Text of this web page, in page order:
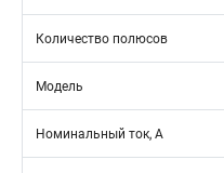
Количество полюсов
Модель
Номинальный ток, А